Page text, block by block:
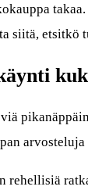
siitä, etsitkö
arvosteluja
rehellisiä